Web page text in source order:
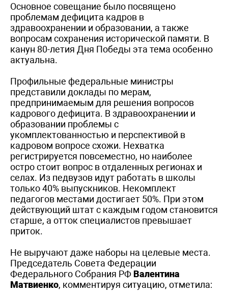
Основное совещание было посвящено
проблемам дефицита кадров в
здравоохранении и образовании, а также
вопросам сохранения исторической памяти. В
канун 80-летия Дня Победы эта тема особенно
актуальна.
Профильные федеральные министры
представили доклады по мерам,
предпринимаемым для решения вопросов
кадрового дефицита. В здравоохранении и
образовании проблемы с
укомплектованностью и перспективой в
кадровом вопросе схожи. Нехватка
регистрируется повсеместно, но наиболее
остро стоит вопрос в отдаленных регионах и
селах. Из педвузов идут работать в школы
только 40% выпускников. Некомплект
педагогов местами достигает 50%. При этом
действующий штат с каждым годом становится
старше, а отток специалистов превышает
приток.
Не выручают даже наборы на целевые места.
Председатель Совета Федерации
Федерального Собрания РФ Валентина
Матвиенко, комментируя ситуацию, отметила: